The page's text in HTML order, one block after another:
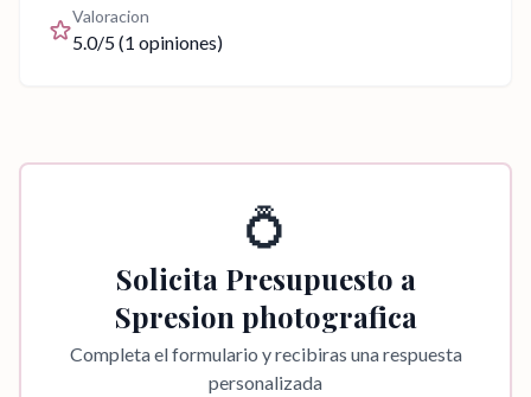
Valoracion
5.0/5 (1 opiniones)
💍
Solicita Presupuesto a
Spresion photografica
Completa el formulario y recibiras una respuesta
personalizada